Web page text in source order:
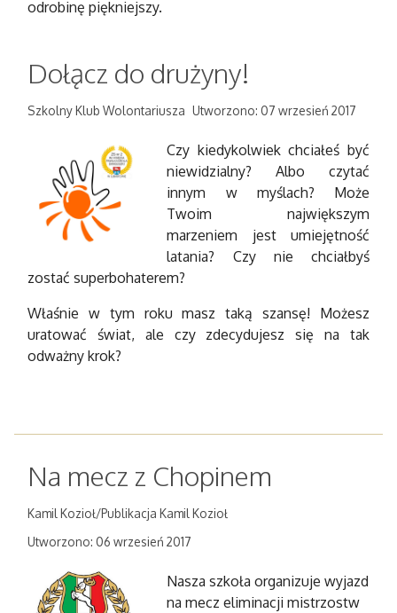
odrobinę piękniejszy.
Dołącz do drużyny!
Szkolny Klub Wolontariusza Utworzono: 07 wrzesień 2017
Czy kiedykolwiek chciałeś być
niewidzialny? Albo czytać
innym w myślach? Może
Twoim największym
marzeniem jest umiejętność
latania? Czy nie chciałbyś
zostać superbohaterem?
Właśnie w tym roku masz taką szansę! Możesz
uratować świat, ale czy zdecydujesz się na tak
odważny krok?
Na mecz z Chopinem
Kamil Kozioł/Publikacja Kamil Kozioł
Utworzono: 06 wrzesień 2017
Nasza szkoła organizuje wyjazd
na mecz eliminacji mistrzostw